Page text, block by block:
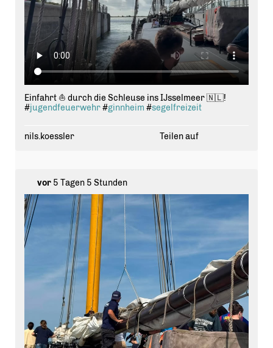
Einfahrt ⛵️ durch die Schleuse ins IJsselmeer 🇳🇱!
#jugendfeuerwehr#ginnheim #segelfreizeit
nils.koessler Teilen auf
vor5 Tagen 5 Stunden